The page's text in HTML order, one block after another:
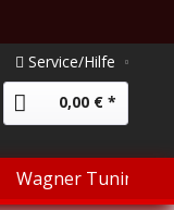
Service/Hilfe
0,00 € *
Wagner Tuning